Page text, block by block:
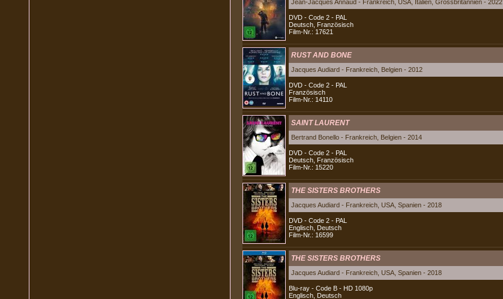
Jean-Jacques Annaud - Frankreich, USA, Italien, Grossbritannien - 2022
DVD - Code 2 - PAL
Deutsch, Französisch
Film-Nr.: 17621
RUST AND BONE
Jacques Audiard - Frankreich, Belgien - 2012
DVD - Code 2 - PAL
Französisch
Film-Nr.: 14110
SAINT LAURENT
Bertrand Bonello - Frankreich, Belgien - 2014
DVD - Code 2 - PAL
Deutsch, Französisch
Film-Nr.: 15220
THE SISTERS BROTHERS
Jacques Audiard - Frankreich, USA, Spanien - 2018
DVD - Code 2 - PAL
Englisch, Deutsch
Film-Nr.: 16599
THE SISTERS BROTHERS
Jacques Audiard - Frankreich, USA, Spanien - 2018
Blu-ray - Code B - HD 1080p
Englisch, Deutsch